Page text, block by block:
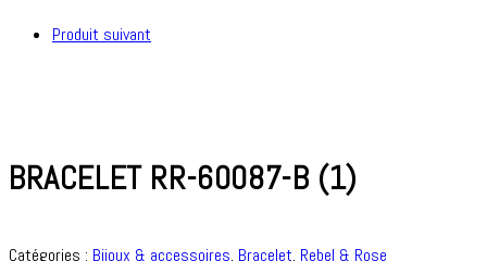
Produit suivant
BRACELET RR-60087-B (1)
Catégories : Bijoux & accessoires, Bracelet, Rebel & Rose